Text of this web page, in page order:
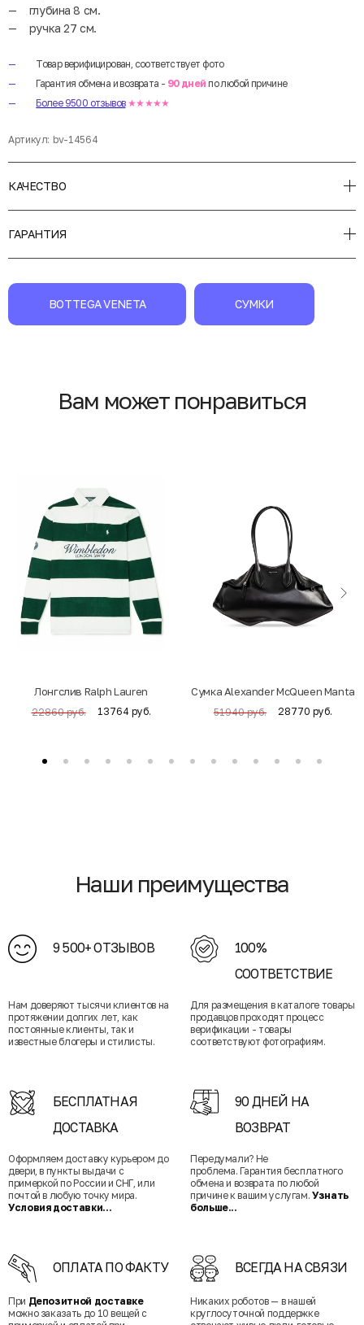
глубина 8 см.
ручка 27 см.
Товар верифицирован, соответствует фото
Гарантия обмена и возврата - 90 дней по любой причине
Более 9500 отзывов ★★★★★
Артикул: bv-14564
КАЧЕСТВО
ГАРАНТИЯ
BOTTEGA VENETA СУМКИ
Вам может понравиться
Лонгслив Ralph Lauren
22860 руб. 13764 руб.
Cумка Alexander McQueen Manta
51940 руб. 28770 руб.
Наши преимущества
9 500+ ОТЗЫВОВ
Нам доверяют тысячи клиентов на
протяжении долгих лет, как
постоянные клиенты, так и
известные блогеры и стилисты.
100%
СООТВЕТСТВИЕ
Для размещения в каталоге товары
продавцов проходят процесс
верификации - товары
соответствуют фотографиям.
БЕСПЛАТНАЯ
ДОСТАВКА
Оформляем доставку курьером до
двери, в пункты выдачи с
примеркой по России и СНГ, или
почтой в любую точку мира.
Условия доставки...
90 ДНЕЙ НА
ВОЗВРАТ
Передумали? Не
проблема. Гарантия бесплатного
обмена и возврата по любой
причине к вашим услугам. Узнать
больше...
ОПЛАТА ПО ФАКТУ
При Депозитной доставке
можно заказать до 10 вещей с
ВСЕГДА НА СВЯЗИ
Никаких роботов — в нашей
круглосуточной поддержке